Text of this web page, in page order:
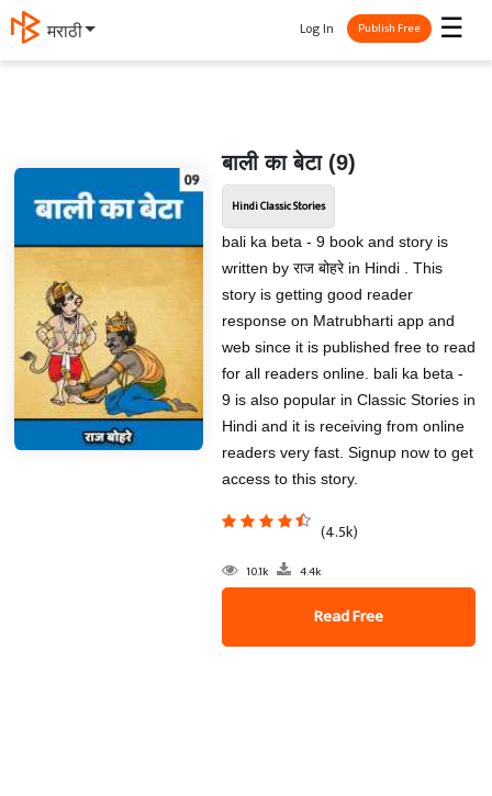
मराठी ☰
Log In Publish Free
बाली का बेटा (9)
Hindi Classic Stories
bali ka beta - 9 book and story is
written by राज बोहरे in Hindi . This
story is getting good reader
response on Matrubharti app and
web since it is published free to read
for all readers online. bali ka beta -
9 is also popular in Classic Stories in
Hindi and it is receiving from online
readers very fast. Signup now to get
access to this story.
(4.5k)
10.1k 4.4k
Read Free